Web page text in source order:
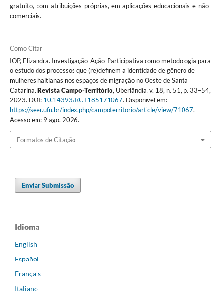
gratuito, com atribuições próprias, em aplicações educacionais e não-
comerciais.
Como Citar
IOP, Elizandra. Investigação-Ação-Participativa como metodologia para
o estudo dos processos que (re)definem a identidade de gênero de
mulheres haitianas nos espaços de migração no Oeste de Santa
Catarina. Revista Campo-Território, Uberlândia, v. 18, n. 51, p. 33–54,
2023. DOI: 10.14393/RCT185171067. Disponível em:
https://seer.ufu.br/index.php/campoterritorio/article/view/71067.
Acesso em: 9 ago. 2026.
Formatos de Citação
Enviar Submissão
Idioma
English
Español
Français
Italiano